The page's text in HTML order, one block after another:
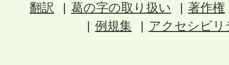
翻訳 葛の字の取り扱い
著作権
例規集
アクセシビ